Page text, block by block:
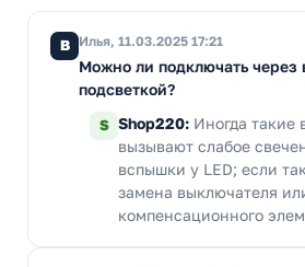
В Илья, 11.03.2025 17:21
Можно ли подключать через
подсветкой?
S Shop220: Иногда такие
вызывают слабое
вспышки у LED; если
замена выключателя
компенсационного